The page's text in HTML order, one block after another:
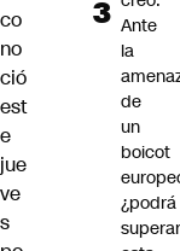
co
no
ció
est
e
jue
ve
s
Ante
la
de
un
boicot
¿podrá
superar